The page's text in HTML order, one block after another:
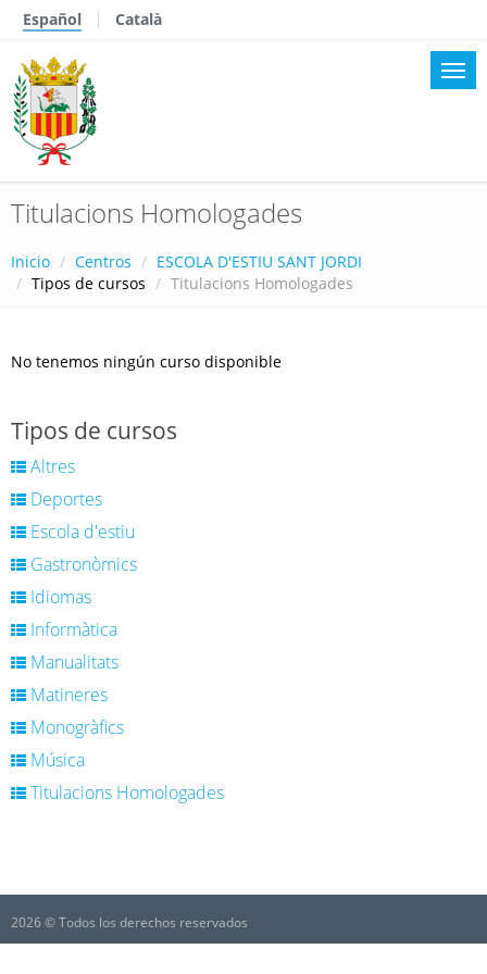
Español Català
Titulacions Homologades
Inicio Centros
ESCOLA D'ESTIU SANT JORDI
Tipos de cursos
Titulacions Homologades
No tenemos ningún curso disponible
Tipos de cursos
Altres
Deportes
Escola d'estiu
Gastronòmics
Idiomas
Informàtica
Manualitats
Matineres
Monogràfics
Música
Titulacions Homologades
2026 © Todos los derechos reservados